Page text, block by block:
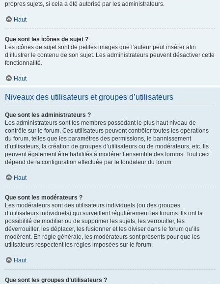
propres sujets, si cela a été autorisé par les administrateurs.
Haut
Que sont les icônes de sujet ?
Les icônes de sujet sont de petites images que l’auteur peut insérer afin
d’illustrer le contenu de son sujet. Les administrateurs peuvent désactiver cette
fonctionnalité.
Haut
Niveaux des utilisateurs et groupes d’utilisateurs
Que sont les administrateurs ?
Les administrateurs sont les membres possédant le plus haut niveau de
contrôle sur le forum. Ces utilisateurs peuvent contrôler toutes les opérations
du forum, telles que les paramètres des permissions, le bannissement
d’utilisateurs, la création de groupes d’utilisateurs ou de modérateurs, etc. Ils
peuvent également être habilités à modérer l’ensemble des forums. Tout ceci
dépend de la configuration effectuée par le fondateur du forum.
Haut
Que sont les modérateurs ?
Les modérateurs sont des utilisateurs individuels (ou des groupes
d’utilisateurs individuels) qui surveillent régulièrement les forums. Ils ont la
possibilité de modifier ou de supprimer les sujets, les verrouiller, les
déverrouiller, les déplacer, les fusionner et les diviser dans le forum qu’ils
modèrent. En règle générale, les modérateurs sont présents pour que les
utilisateurs respectent les règles imposées sur le forum.
Haut
Que sont les groupes d’utilisateurs ?